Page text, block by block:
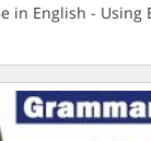
in English -